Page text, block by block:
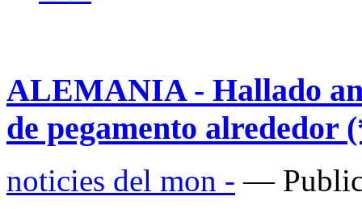
ALEMANIA - Hallado
de pegamento alrededor
noticies del mon - —